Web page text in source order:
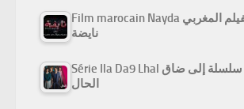
Film marocain Nayda الفيلم المغربي
نايضة
Série Ila Da9 Lhal سلسلة إلى ضاق
الحال